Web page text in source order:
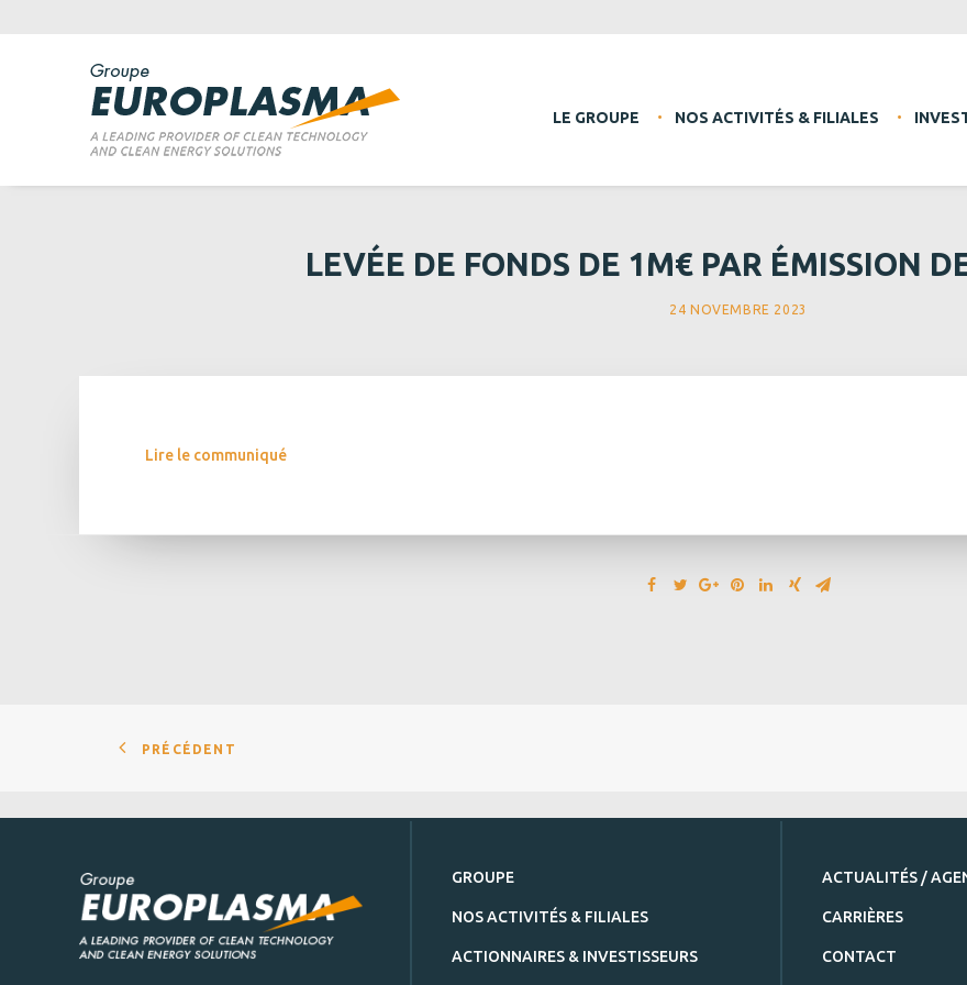
LE GROUPE NOS ACTIVITÉS & FILIALES
LEVÉE DE FONDS DE 1M€ PAR ÉMISSION
24 NOVEMBRE 2023
Lire le communiqué
PRÉCÉDENT
GROUPE
NOS ACTIVITÉS & FILIALES
ACTIONNAIRES & INVESTISSEURS
ACTUALITÉS /
CARRIÈRES
CONTACT